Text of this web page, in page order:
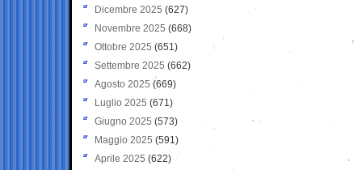
Dicembre 2025 (627)
Novembre 2025 (668)
Ottobre 2025 (651)
Settembre 2025 (662)
Agosto 2025 (669)
Luglio 2025 (671)
Giugno 2025 (573)
Maggio 2025 (591)
Aprile 2025 (622)